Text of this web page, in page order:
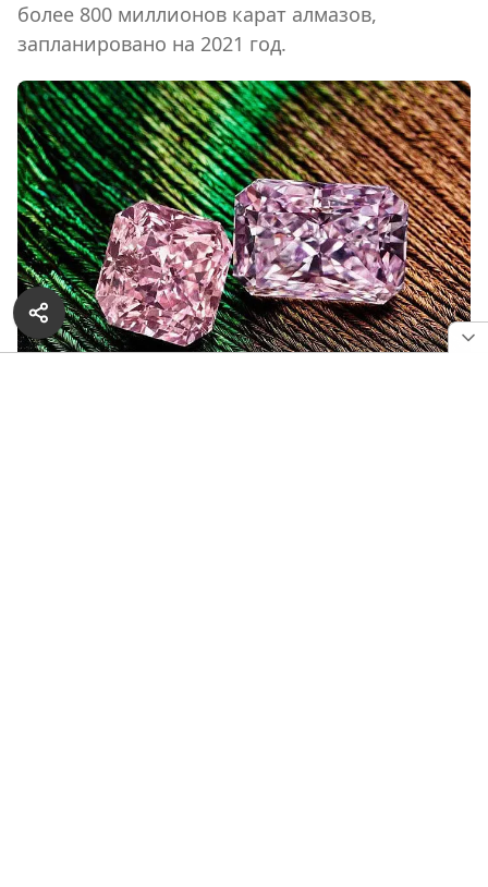
более 800 миллионов карат алмазов,
запланировано на 2021 год.